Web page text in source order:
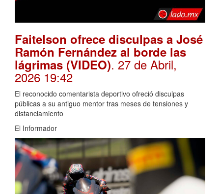
Faitelson ofrece disculpas a José
Ramón Fernández al borde las
lágrimas (VIDEO). 27 de Abril,
2026 19:42
El reconocido comentarista deportivo ofreció disculpas
públicas a su antiguo mentor tras meses de tensiones y
distanciamiento
El Informador